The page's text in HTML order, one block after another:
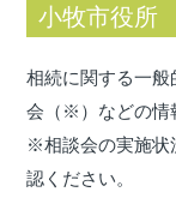
小牧市役所
相続に関する一
会（※）などの情
※相談会の実施状
認ください。